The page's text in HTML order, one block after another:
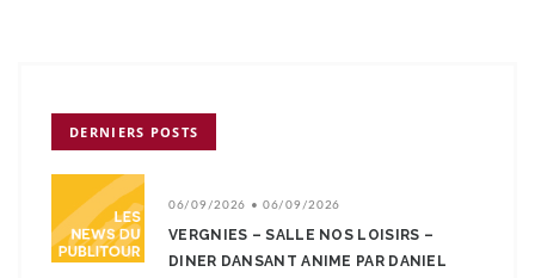
DERNIERS POSTS
06/09/2026 • 06/09/2026
VERGNIES – SALLE NOS LOISIRS –
DINER DANSANT ANIME PAR DANIEL